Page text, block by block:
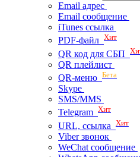
Email адрес
Email сообщение
iTunes ссылка
PDF-файл Хит
QR код для СБП
QR плейлист
QR-меню Бета
Skype
SMS/MMS
Telegram Хит
URL, ссылка Хит
Viber звонок
WeChat сообщение